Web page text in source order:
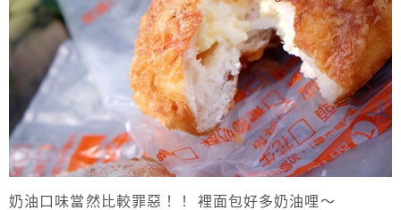
奶油口味當然比較罪惡！！ 裡面包好多奶油哩～